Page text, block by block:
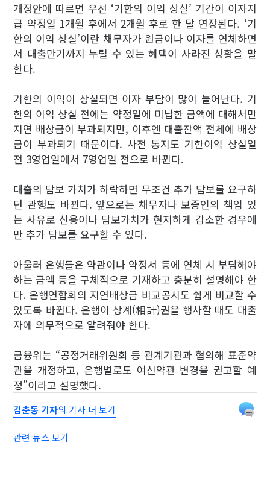
개정안에 따르면 우선 ‘기한의 이익 상실’ 기간이 이자지
급 약정일 1개월 후에서 2개월 후로 한 달 연장된다. ‘기
한의 이익 상실’이란 채무자가 원금이나 이자를 연체하면
서 대출만기까지 누릴 수 있는 혜택이 사라진 상황을 말
한다.
기한의 이익이 상실되면 이자 부담이 많이 늘어난다. 기
한의 이익 상실 전에는 약정일에 미납한 금액에 대해서만
지연 배상금이 부과되지만, 이후엔 대출잔액 전체에 배상
금이 부과되기 때문이다. 사전 통지도 기한이익 상실일
전 3영업일에서 7영업일 전으로 바뀐다.
대출의 담보 가치가 하락하면 무조건 추가 담보를 요구하
던 관행도 바뀐다. 앞으로는 채무자나 보증인의 책임 있
는 사유로 신용이나 담보가치가 현저하게 감소한 경우에
만 추가 담보를 요구할 수 있다.
아울러 은행들은 약관이나 약정서 등에 연체 시 부담해야
하는 금액 등을 구체적으로 기재하고 충분히 설명해야 한
다. 은행연합회의 지연배상금 비교공시도 쉽게 비교할 수
있도록 바뀐다. 은행이 상계(相計)권을 행사할 때도 대출
자에 의무적으로 알려줘야 한다.
금융위는 “공정거래위원회 등 관계기관과 협의해 표준약
관을 개정하고, 은행별로도 여신약관 변경을 권고할 예
정”이라고 설명했다.
김춘동 기자의 기사 더 보기
관련 뉴스 보기